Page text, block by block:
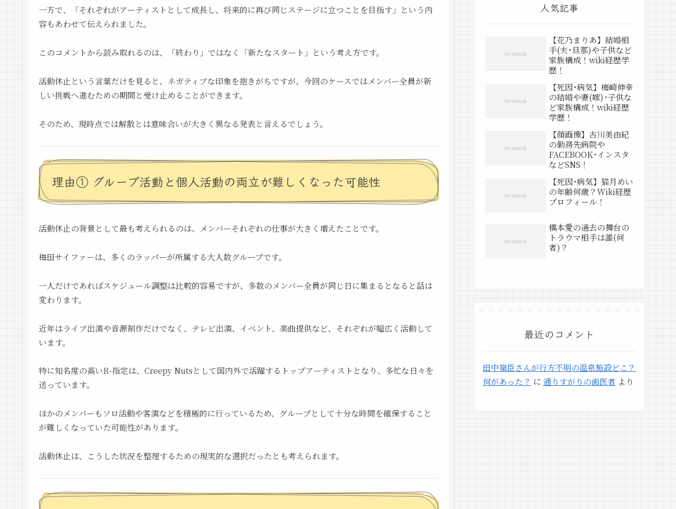
一方で、「それぞれがアーティストとして成長し、将来的に再び同じステージに立つことを目指す」という内
容もあわせて伝えられました。
このコメントから読み取れるのは、「終わり」ではなく「新たなスタート」という考え方です。
活動休止という言葉だけを見ると、ネガティブな印象を抱きがちですが、今回のケースではメンバー全員が新
しい挑戦へ進むための期間と受け止めることができます。
そのため、現時点では解散とは意味合いが大きく異なる発表と言えるでしょう。
理由① グループ活動と個人活動の両立が難しくなった可能性
活動休止の背景として最も考えられるのは、メンバーそれぞれの仕事が大きく増えたことです。
梅田サイファーは、多くのラッパーが所属する大人数グループです。
一人だけであればスケジュール調整は比較的容易ですが、多数のメンバー全員が同じ日に集まるとなると話は
変わります。
近年はライブ出演や音源制作だけでなく、テレビ出演、イベント、楽曲提供など、それぞれが幅広く活動して
います。
特に知名度の高いR-指定は、Creepy Nutsとして国内外で活躍するトップアーティストとなり、多忙な日々を
送っています。
ほかのメンバーもソロ活動や客演などを積極的に行っているため、グループとして十分な時間を確保すること
が難しくなっていた可能性があります。
活動休止は、こうした状況を整理するための現実的な選択だったとも考えられます。
人気記事
【花乃まりあ】結婚相
手(夫･旦那)や子供など
家族構成！wiki経歴学
歴！
【死因･病気】梅崎伸幸
の結婚や妻(嫁)･子供な
ど家族構成！wiki経歴
学歴！
【顔画像】古川美由紀
の勤務先病院や
FACEBOOK･インスタ
などSNS！
【死因･病気】猫月めい
の年齢何歳？Wiki経歴
プロフィール！
橋本愛の過去の舞台の
トラウマ相手は誰(何
者)？
最近のコメント
田中嶺臣さんが行方不明の温泉施設どこ？
何があった？ に 通りすがりの歯医者 より